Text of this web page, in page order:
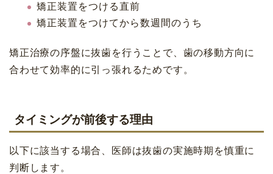
矯正装置をつける直前
矯正装置をつけてから数週間のうち
矯正治療の序盤に抜歯を行うことで、歯の移動方向に
合わせて効率的に引っ張れるためです。
タイミングが前後する理由
以下に該当する場合、医師は抜歯の実施時期を慎重に
判断します。